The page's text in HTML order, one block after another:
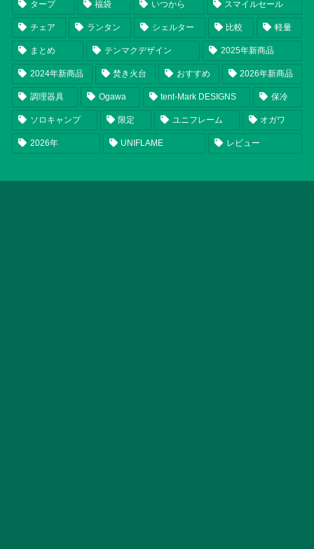
タープ 福袋 いつから スマイルセール
チェア ランタン シェルター 比較 軽量
まとめ テンマクデザイン 2025年新商品
2024年新商品 焚き火台 おすすめ 2026年新商品
調理器具 Ogawa tent-Mark DESIGNS 保冷
ソロキャンプ 限定 ユニフレーム オガワ
2026年 UNIFLAME レビュー